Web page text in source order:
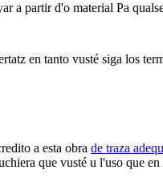
a partir d'o material Pa
en tanto vusté siga los
a esta obra de traza
que vusté u l'uso que